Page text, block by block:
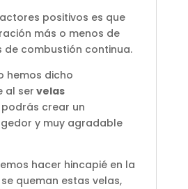
positivos es que
más o menos de
de combustión continua.
hemos dicho
al ser velas
podrás crear un
y muy agradable
hacer hincapié en la
queman estas velas,